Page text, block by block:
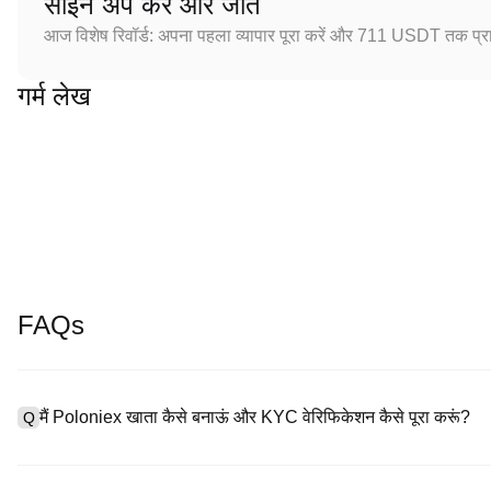
आज विशेष रिवॉर्ड: अपना पहला व्यापार पूरा करें और 711 USDT तक
गर्म लेख
FAQs
Q मैं Poloniex खाता कैसे बनाऊं और KYC वेरिफिकेशन कैसे पूरा करूं?